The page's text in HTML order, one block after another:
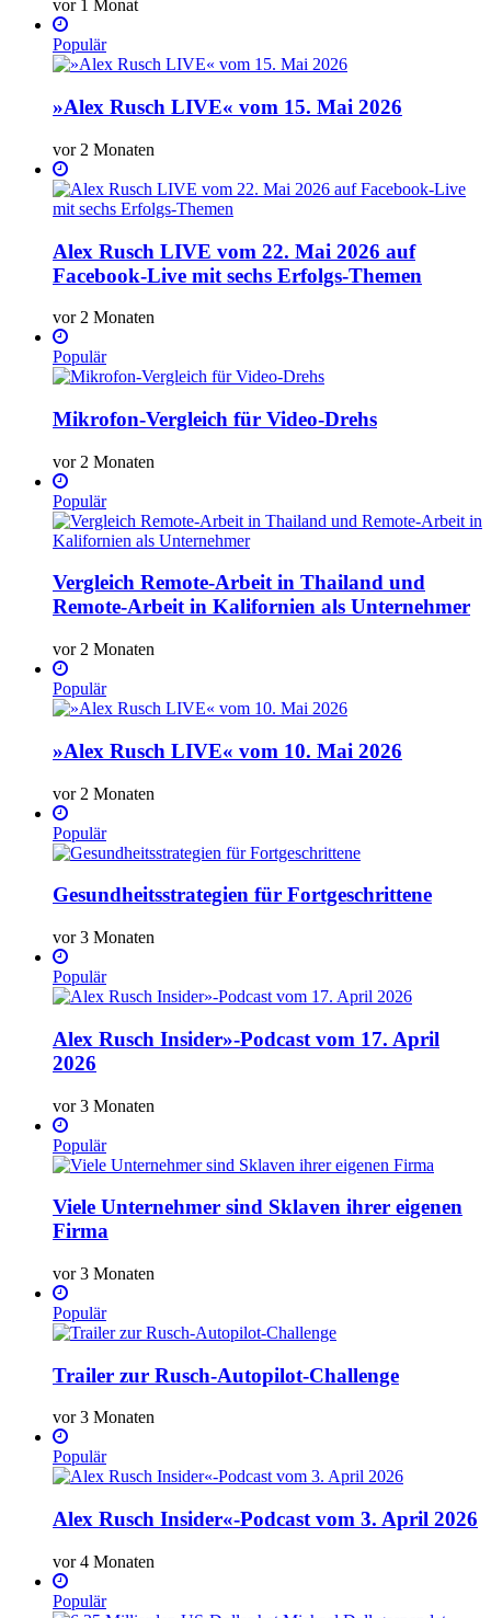
vor 1 Monat
Populär
»Alex Rusch LIVE« vom 15. Mai 2026
vor 2 Monaten
Alex Rusch LIVE vom 22. Mai 2026 auf
Facebook-Live mit sechs Erfolgs-Themen
vor 2 Monaten
Populär
Mikrofon-Vergleich für Video-Drehs
vor 2 Monaten
Populär
Vergleich Remote-Arbeit in Thailand und
Remote-Arbeit in Kalifornien als Unternehmer
vor 2 Monaten
Populär
»Alex Rusch LIVE« vom 10. Mai 2026
vor 2 Monaten
Populär
Gesundheitsstrategien für Fortgeschrittene
vor 3 Monaten
Populär
Alex Rusch Insider»-Podcast vom 17. April
2026
vor 3 Monaten
Populär
Viele Unternehmer sind Sklaven ihrer eigenen
Firma
vor 3 Monaten
Populär
Trailer zur Rusch-Autopilot-Challenge
vor 3 Monaten
Populär
Alex Rusch Insider«-Podcast vom 3. April 2026
vor 4 Monaten
Populär